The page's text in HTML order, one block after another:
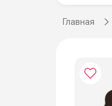
Главная